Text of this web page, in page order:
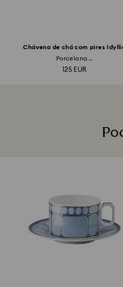
Chávena de chá com pires
Porcelana...
125 EUR